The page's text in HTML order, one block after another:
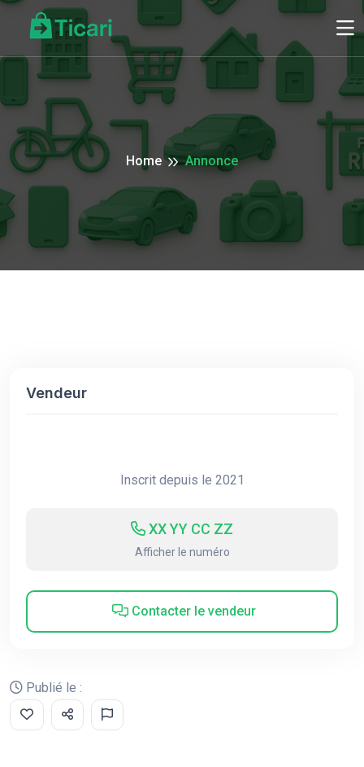
Home Annonce
Vendeur
Inscrit depuis le 2021
XX YY CC ZZ
Afficher le numéro
Contacter le vendeur
Publié le :